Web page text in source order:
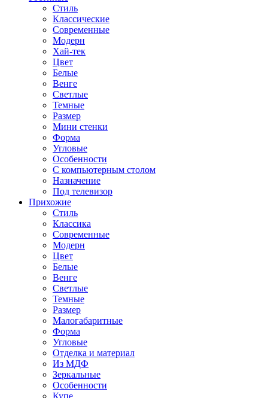
Стиль
Классические
Современные
Модерн
Хай-тек
Цвет
Белые
Венге
Светлые
Темные
Размер
Мини стенки
Форма
Угловые
Особенности
С компьютерным столом
Назначение
Под телевизор
Прихожие
Стиль
Классика
Современные
Модерн
Цвет
Белые
Венге
Светлые
Темные
Размер
Малогабаритные
Форма
Угловые
Отделка и материал
Из МДФ
Зеркальные
Особенности
Купе